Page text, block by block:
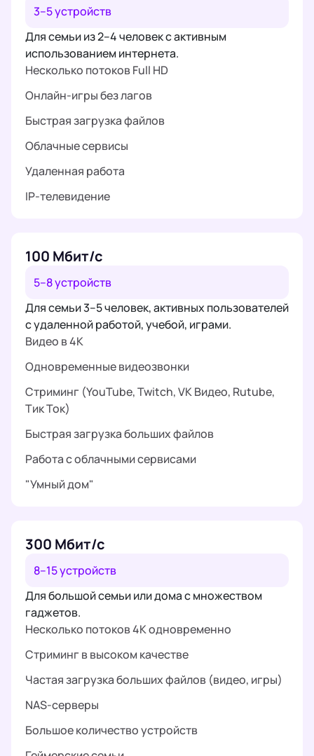
3–5 устройств
Для семьи из 2–4 человек с активным
использованием интернета.
Несколько потоков Full HD
Онлайн-игры без лагов
Быстрая загрузка файлов
Облачные сервисы
Удаленная работа
IP-телевидение
100 Мбит/с
5–8 устройств
Для семьи 3–5 человек, активных пользователей
с удаленной работой, учебой, играми.
Видео в 4K
Одновременные видеозвонки
Стриминг (YouTube, Twitch, VK Видео, Rutube,
Тик Ток)
Быстрая загрузка больших файлов
Работа с облачными сервисами
"Умный дом"
300 Мбит/с
8–15 устройств
Для большой семьи или дома с множеством
гаджетов.
Несколько потоков 4K одновременно
Стриминг в высоком качестве
Частая загрузка больших файлов (видео, игры)
NAS-серверы
Большое количество устройств